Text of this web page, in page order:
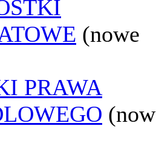
(nowe
PRAWA